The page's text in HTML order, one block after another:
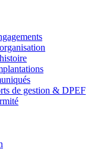
de gestion & DPEF